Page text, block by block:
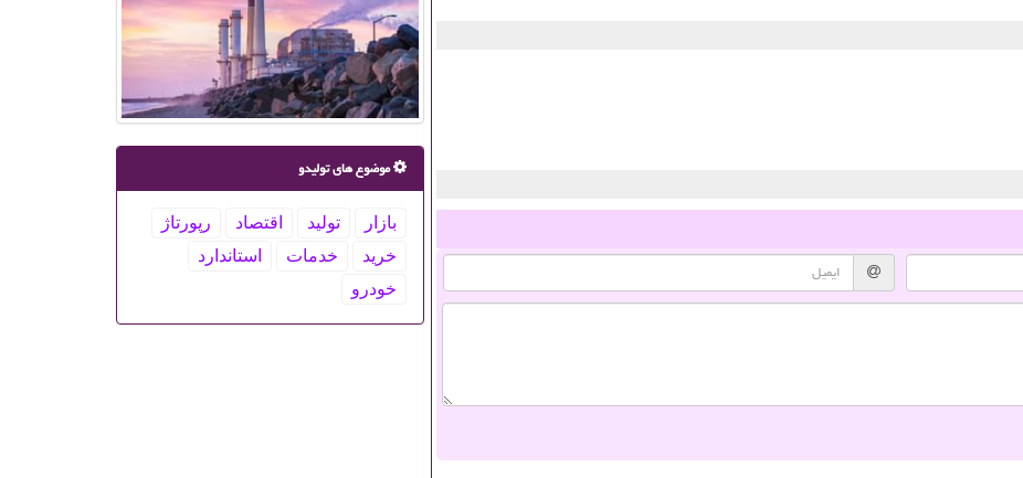
موضوع های تولیدو
بازار تولید اقتصاد
رپورتاژ
خرید
خدمات
استاندارد
خودرو